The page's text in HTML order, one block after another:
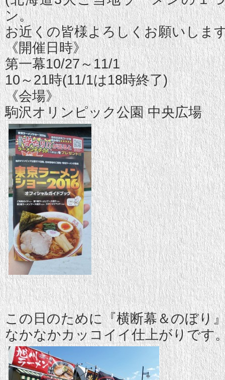
ン。
お近くの皆様よろしくお願いしま
《開催日時》
第一幕10/27～11/1
10～21時(11/1は18時終了)
《会場》
駒沢オリンピック公園 中央広場
この日のために『横断幕＆のぼり
なかなかカッコイイ仕上がりです